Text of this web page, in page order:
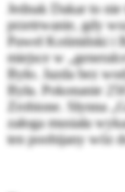
Jednak Dakar to
przetrwanie, gdy
Paweł Kośmiński i
miejsce w
Było. Jazda bez
Była. Pokonanie
Zrobione. Słynna
załoga musiała
ten poobijany wóz